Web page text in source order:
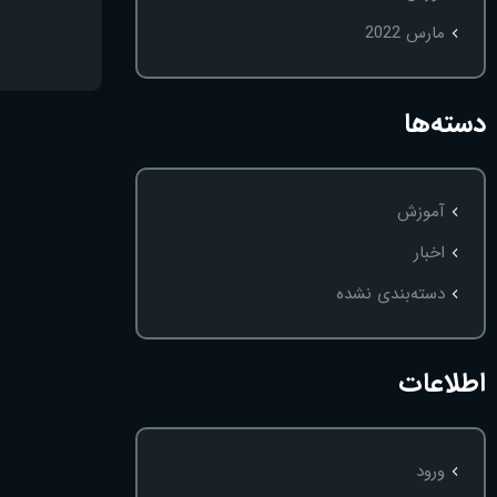
مارس 2022
دسته‌ها
آموزش
اخبار
دسته‌بندی نشده
اطلاعات
ورود